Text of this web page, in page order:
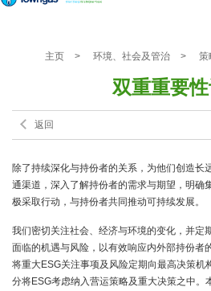
个人资料，以免蒙受损失。若
时致电煤气公司客户服务热线：
邮：
2024-11-14 17:00:00
主页 > 环境、社会及管治 > 策
双重重要
返回
除了持续深化与持份者的关系，为他们创造长
通渠道，深入了解持份者的需求与期望，明确
极采取行动，与持份者共同推动可持续发展。
我们密切关注社会、经济与环境的变化，并定
面临的机遇与风险，以有效响应内外部持份者
将重大ESG关注事项及风险定期向最高决策机
分将ESG考虑纳入营运策略及重大决策之中。